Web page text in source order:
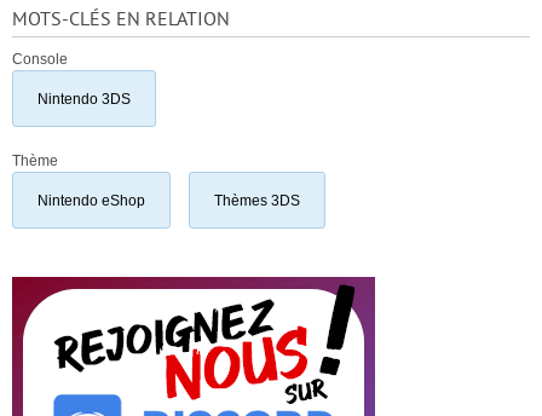
MOTS-CLÉS EN RELATION
Console
Nintendo 3DS
Thème
Nintendo eShop Thèmes 3DS